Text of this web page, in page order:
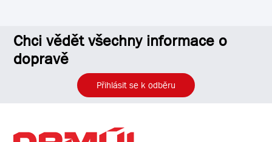
Chci vědět všechny informace o
dopravě
Přihlásit se k odběru